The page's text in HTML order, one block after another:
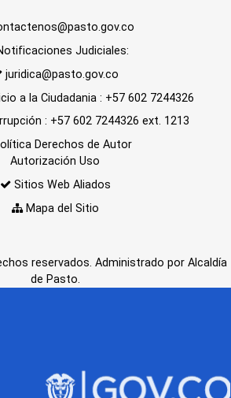
Judiciales:
juridica@pasto.gov.co
a la Ciudadania : +57 602 7244326
: +57 602 7244326 ext. 1213
Derechos de Autor
Autorización Uso
Sitios Web Aliados
Mapa del Sitio
reservados. Administrado por Alcaldía
de Pasto.